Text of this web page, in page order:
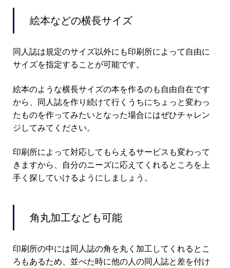
絵本などの横長サイズ
同人誌は規定のサイズ以外にも印刷所によって自由に
サイズを指定することが可能です。
絵本のような横長サイズの本を作るのも自由自在です
から、同人誌を作り続けて行くうちにちょっと変わっ
たものを作ってみたいとなった場合にはぜひチャレン
ジしてみてください。
印刷所によって対応してもらえるサービスも変わって
きますから、自分のニーズに応えてくれるところを上
手く探していけるようにしましょう。
角丸加工なども可能
印刷所の中には同人誌の角を丸く加工してくれるとこ
ろもあるため、並べた時に他の人の同人誌と差を付け